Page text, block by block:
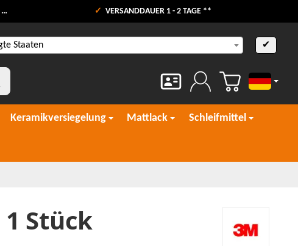
VERSANDDAUER 1 - 2 TAGE **
Staaten ✔
Deutsch
Keramikversiegelung Mattlack Schleifmittel
Stück